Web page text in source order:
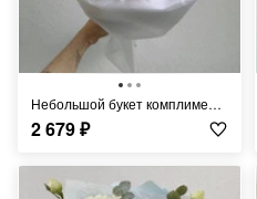
Небольшой букет комплимент с ромашками
2 679₽